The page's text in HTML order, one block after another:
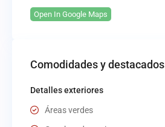
Open In Google Maps
Comodidades y destacados
Detalles exteriores
Áreas verdes